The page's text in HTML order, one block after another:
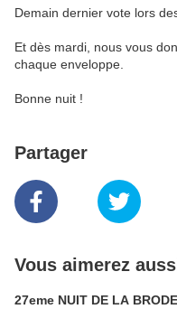
Demain dernier vote lors
Et dès mardi, nous vous
chaque enveloppe.
Bonne nuit !
Partager
Vous aimerez
27eme NUIT DE LA